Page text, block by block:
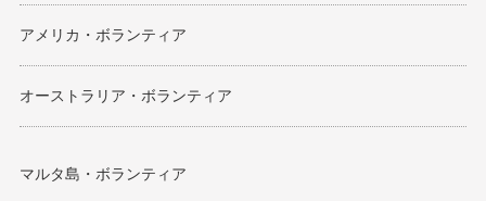
アメリカ・ボランティア
オーストラリア・ボランティア
マルタ島・ボランティア